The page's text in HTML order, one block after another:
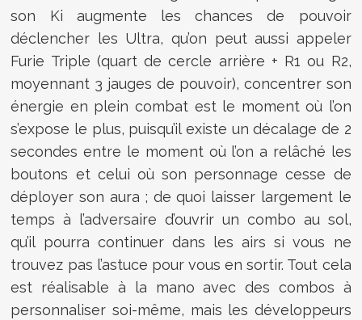
son Ki augmente les chances de pouvoir
déclencher les Ultra, qu’on peut aussi appeler
Furie Triple (quart de cercle arrière + R1 ou R2,
moyennant 3 jauges de pouvoir), concentrer son
énergie en plein combat est le moment où l’on
s’expose le plus, puisqu’il existe un décalage de 2
secondes entre le moment où l’on a relâché les
boutons et celui où son personnage cesse de
déployer son aura ; de quoi laisser largement le
temps à l’adversaire d’ouvrir un combo au sol,
qu’il pourra continuer dans les airs si vous ne
trouvez pas l’astuce pour vous en sortir. Tout cela
est réalisable à la mano avec des combos à
personnaliser soi-même, mais les développeurs